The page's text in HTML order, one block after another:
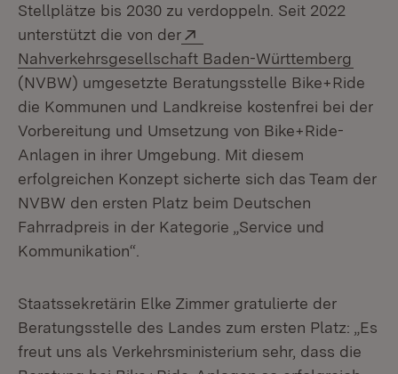
Stellplätze bis 2030 zu verdoppeln. Seit 2022
unterstützt die von der
Nahverkehrsgesellschaft Baden-Württemberg
(NVBW) umgesetzte Beratungsstelle Bike+Ride
die Kommunen und Landkreise kostenfrei bei der
Vorbereitung und Umsetzung von Bike+Ride-
Anlagen in ihrer Umgebung. Mit diesem
erfolgreichen Konzept sicherte sich das Team der
NVBW den ersten Platz beim Deutschen
Fahrradpreis in der Kategorie „Service und
Kommunikation“.
Staatssekretärin Elke Zimmer gratulierte der
Beratungsstelle des Landes zum ersten Platz: „Es
freut uns als Verkehrsministerium sehr, dass die